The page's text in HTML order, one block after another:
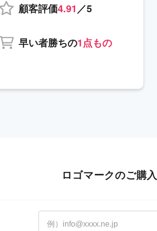
顧客評価4.91 ／5
早い者勝ちの1点もの
ロゴマークのご購入